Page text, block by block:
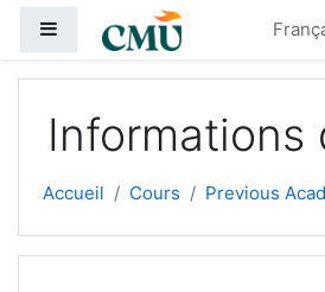
Passer au contenu principal
Panneau latéral
Informations
Accueil Cours Previous